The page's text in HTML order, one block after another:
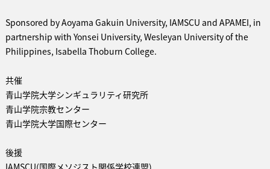
Sponsored by Aoyama Gakuin University, IAMSCU and APAMEI, in
partnership with Yonsei University, Wesleyan University of the
Philippines, Isabella Thoburn College.
共催
青山学院大学シンギュラリティ研究所
青山学院宗教センター
青山学院大学国際センター
後援
IAMSCU(国際メソジスト関係学校連盟)